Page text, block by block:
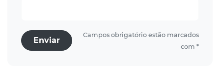
Enviar
Campos obrigatório estão marcados
com *